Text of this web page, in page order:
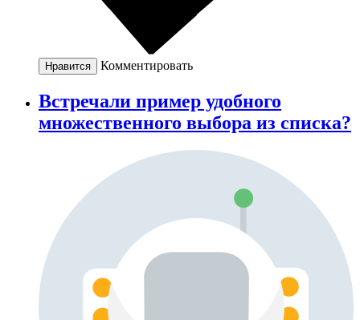
Нравится Комментировать
Встречали пример удобного
множественного выбора из списка?